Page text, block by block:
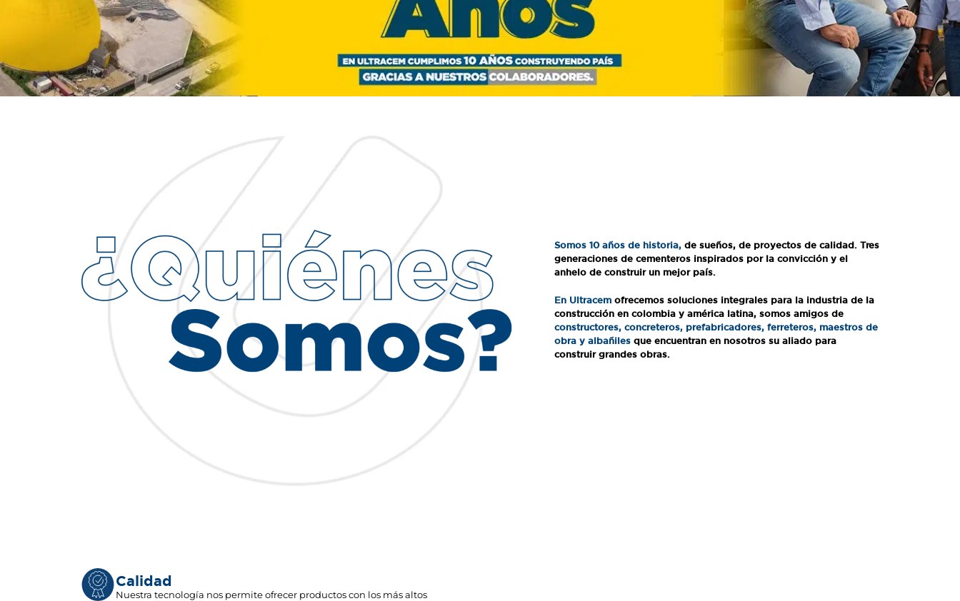
Somos 10 años de historia, de sueños, de proyectos de calidad. Tres
generaciones de cementeros inspirados por la convicción y el
anhelo de construir un mejor país.
En Ultracem ofrecemos soluciones integrales para la industria de la
construcción en colombia y américa latina, somos amigos de
constructores, concreteros, prefabricadores, ferreteros, maestros de
obra y albañiles que encuentran en nosotros su aliado para
construir grandes obras.
Calidad
Nuestra tecnología nos permite ofrecer productos con los más altos